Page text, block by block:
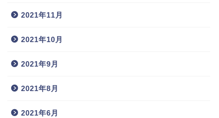
2021年11月
2021年10月
2021年9月
2021年8月
2021年6月